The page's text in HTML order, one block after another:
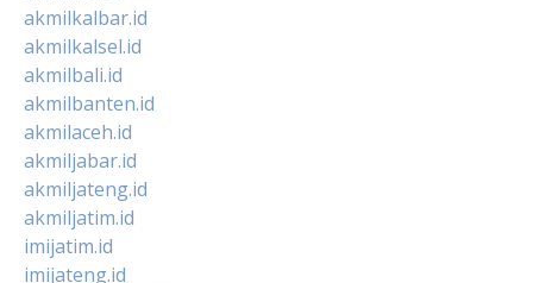
akmilkalbar.id
akmilkalsel.id
akmilbali.id
akmilbanten.id
akmilaceh.id
akmiljabar.id
akmiljateng.id
akmiljatim.id
imijatim.id
imijateng.id